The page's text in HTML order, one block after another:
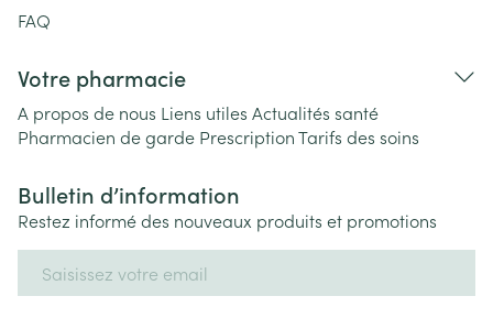
FAQ
Votre pharmacie
A propos de nous Liens utiles Actualités santé
Pharmacien de garde PrescriptionTarifs des soins
Bulletin d’information
Restez informé des nouveaux produits et promotions